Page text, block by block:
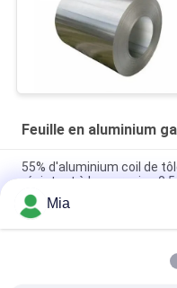
Feuille en aluminium
55% d'aluminium coil de
résistant à la corrosion
Plein acier de revêtement
bobine AZ150 Aluzinc de
Tôle d'acier plongée
Mia